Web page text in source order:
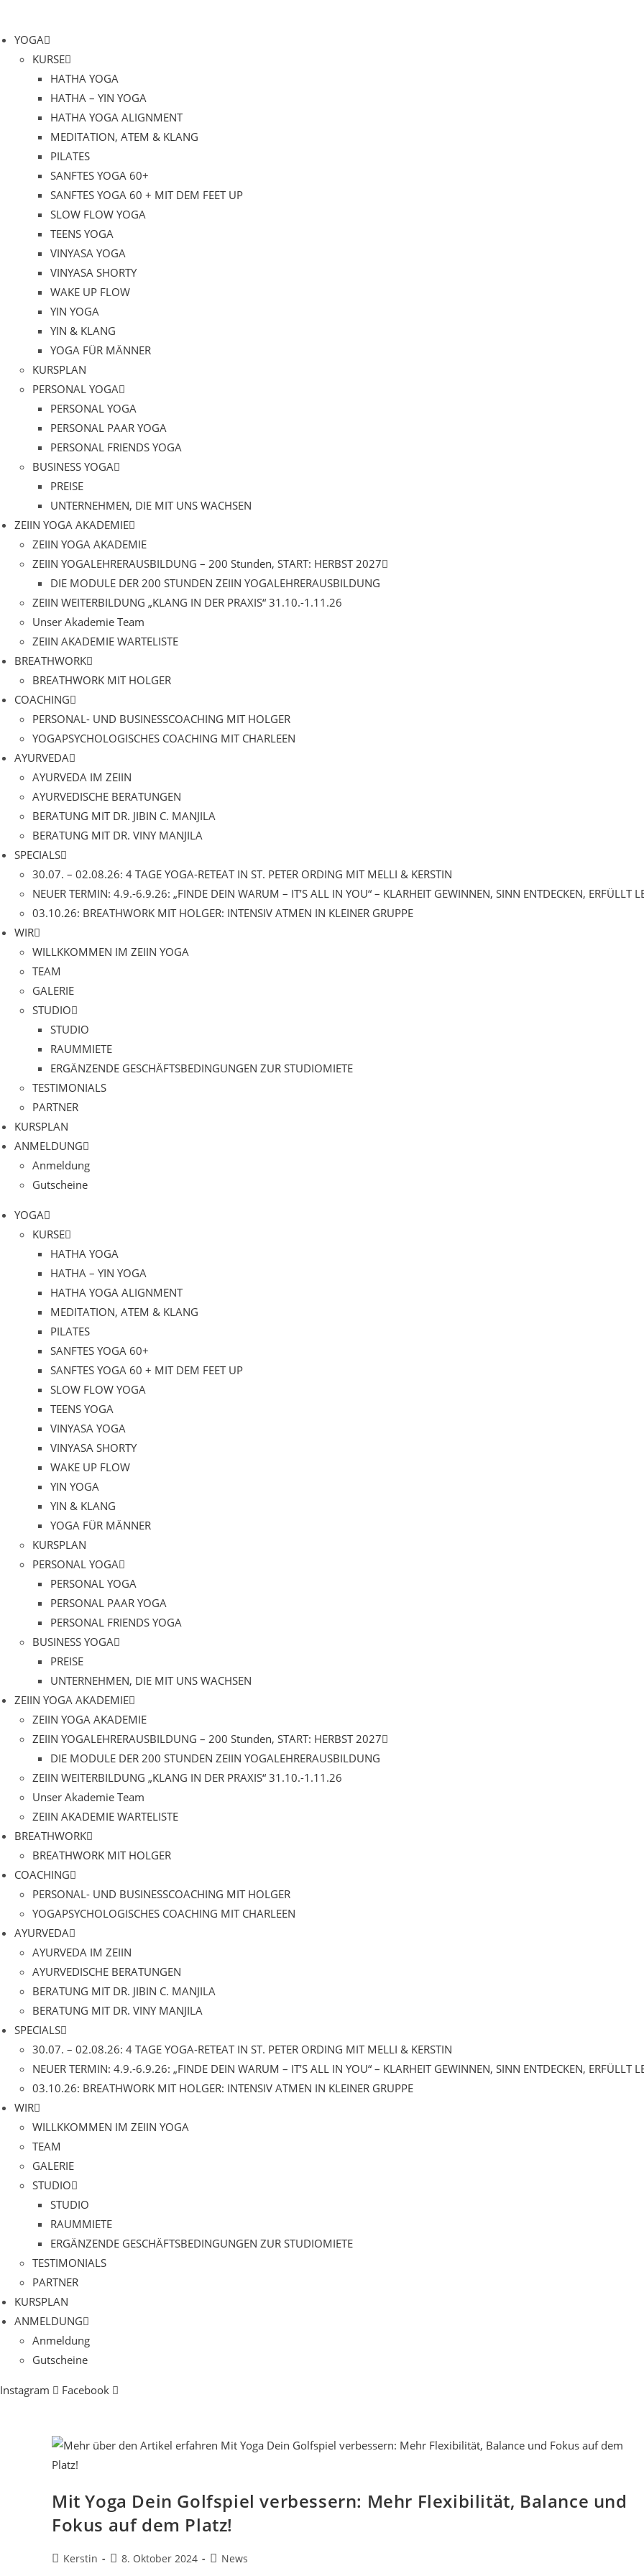
springen
YOGA
KURSE
HATHA YOGA
HATHA – YIN YOGA
HATHA YOGA ALIGNMENT
MEDITATION, ATEM & KLANG
PILATES
SANFTES YOGA 60+
SANFTES YOGA 60 + MIT DEM FEET UP
SLOW FLOW YOGA
TEENS YOGA
VINYASA YOGA
VINYASA SHORTY
WAKE UP FLOW
YIN YOGA
YIN & KLANG
YOGA FÜR MÄNNER
KURSPLAN
PERSONAL YOGA
PERSONAL YOGA
PERSONAL PAAR YOGA
PERSONAL FRIENDS YOGA
BUSINESS YOGA
PREISE
UNTERNEHMEN, DIE MIT UNS WACHSEN
ZEIIN YOGA AKADEMIE
ZEIIN YOGA AKADEMIE
ZEIIN YOGALEHRERAUSBILDUNG – 200 Stunden, START: HERBST 2027
DIE MODULE DER 200 STUNDEN ZEIIN YOGALEHRERAUSBILDUNG
ZEIIN WEITERBILDUNG „KLANG IN DER PRAXIS“ 31.10.-1.11.26
Unser Akademie Team
ZEIIN AKADEMIE WARTELISTE
BREATHWORK
BREATHWORK MIT HOLGER
COACHING
PERSONAL- UND BUSINESSCOACHING MIT HOLGER
YOGAPSYCHOLOGISCHES COACHING MIT CHARLEEN
AYURVEDA
AYURVEDA IM ZEIIN
AYURVEDISCHE BERATUNGEN
BERATUNG MIT DR. JIBIN C. MANJILA
BERATUNG MIT DR. VINY MANJILA
SPECIALS
30.07. – 02.08.26: 4 TAGE YOGA-RETEAT IN ST. PETER ORDING MIT MELLI & KERSTIN
NEUER TERMIN: 4.9.-6.9.26: „FINDE DEIN WARUM – IT’S ALL IN YOU“ – KLARHEIT GEWINNEN, SINN ENTDECKEN, ERFÜLLT
03.10.26: BREATHWORK MIT HOLGER: INTENSIV ATMEN IN KLEINER GRUPPE
WIR
WILLKKOMMEN IM ZEIIN YOGA
TEAM
GALERIE
STUDIO
STUDIO
RAUMMIETE
ERGÄNZENDE GESCHÄFTSBEDINGUNGEN ZUR STUDIOMIETE
TESTIMONIALS
PARTNER
KURSPLAN​
ANMELDUNG
Anmeldung
Gutscheine
YOGA
KURSE
HATHA YOGA
HATHA – YIN YOGA
HATHA YOGA ALIGNMENT
MEDITATION, ATEM & KLANG
PILATES
SANFTES YOGA 60+
SANFTES YOGA 60 + MIT DEM FEET UP
SLOW FLOW YOGA
TEENS YOGA
VINYASA YOGA
VINYASA SHORTY
WAKE UP FLOW
YIN YOGA
YIN & KLANG
YOGA FÜR MÄNNER
KURSPLAN
PERSONAL YOGA
PERSONAL YOGA
PERSONAL PAAR YOGA
PERSONAL FRIENDS YOGA
BUSINESS YOGA
PREISE
UNTERNEHMEN, DIE MIT UNS WACHSEN
ZEIIN YOGA AKADEMIE
ZEIIN YOGA AKADEMIE
ZEIIN YOGALEHRERAUSBILDUNG – 200 Stunden, START: HERBST 2027
DIE MODULE DER 200 STUNDEN ZEIIN YOGALEHRERAUSBILDUNG
ZEIIN WEITERBILDUNG „KLANG IN DER PRAXIS“ 31.10.-1.11.26
Unser Akademie Team
ZEIIN AKADEMIE WARTELISTE
BREATHWORK
BREATHWORK MIT HOLGER
COACHING
PERSONAL- UND BUSINESSCOACHING MIT HOLGER
YOGAPSYCHOLOGISCHES COACHING MIT CHARLEEN
AYURVEDA
AYURVEDA IM ZEIIN
AYURVEDISCHE BERATUNGEN
BERATUNG MIT DR. JIBIN C. MANJILA
BERATUNG MIT DR. VINY MANJILA
SPECIALS
30.07. – 02.08.26: 4 TAGE YOGA-RETEAT IN ST. PETER ORDING MIT MELLI & KERSTIN
NEUER TERMIN: 4.9.-6.9.26: „FINDE DEIN WARUM – IT’S ALL IN YOU“ – KLARHEIT GEWINNEN, SINN ENTDECKEN, ERFÜLLT
03.10.26: BREATHWORK MIT HOLGER: INTENSIV ATMEN IN KLEINER GRUPPE
WIR
WILLKKOMMEN IM ZEIIN YOGA
TEAM
GALERIE
STUDIO
STUDIO
RAUMMIETE
ERGÄNZENDE GESCHÄFTSBEDINGUNGEN ZUR STUDIOMIETE
TESTIMONIALS
PARTNER
KURSPLAN​
ANMELDUNG
Anmeldung
Gutscheine
Instagram Facebook
Mit Yoga Dein Golfspiel verbessern: Mehr Flexibilität, Balance und
Fokus auf dem Platz!
Beitrags-
Kerstin
Beitrag
8. Oktober 2024
Beitrags-
News